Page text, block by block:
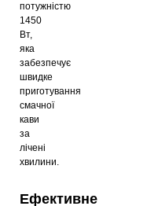
потужністю
1450
Вт,
яка
забезпечує
швидке
приготування
смачної
кави
за
лічені
хвилини.
Ефективне